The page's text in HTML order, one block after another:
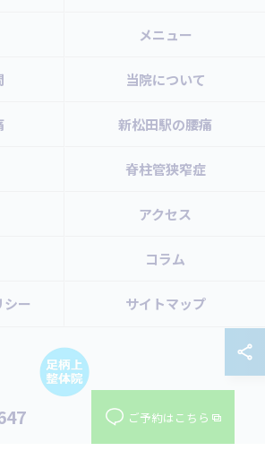
ご予約はこちら
メニュー
当院について
新松田駅の腰痛
脊柱管狭窄症
アクセス
コラム
ー サイトマップ
腰痛なら足柄上整体院 ALL RIGHTS RESERVED.